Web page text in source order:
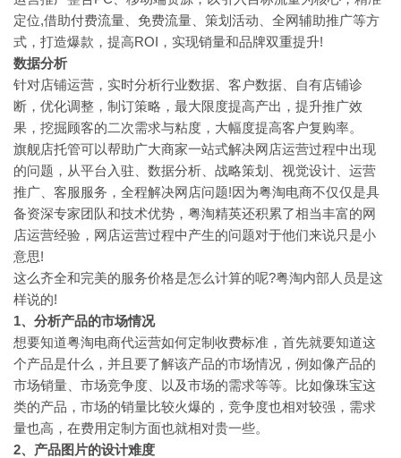
定位,借助付费流量、免费流量、策划活动、全网辅助推广等方
式，打造爆款，提高ROI，实现销量和品牌双重提升!
数据分析
针对店铺运营，实时分析行业数据、客户数据、自有店铺诊
断，优化调整，制订策略，最大限度提高产出，提升推广效
果，挖掘顾客的二次需求与粘度，大幅度提高客户复购率。
旗舰店托管可以帮助广大商家一站式解决网店运营过程中出现
的问题，从平台入驻、数据分析、战略策划、视觉设计、运营
推广、客服服务，全程解决网店问题!因为粤淘电商不仅仅是具
备资深专家团队和技术优势，粤淘精英还积累了相当丰富的网
店运营经验，网店运营过程中产生的问题对于他们来说只是小
意思!
这么齐全和完美的服务价格是怎么计算的呢?粤淘内部人员是这
样说的!
1、分析产品的市场情况
想要知道粤淘电商代运营如何定制收费标准，首先就要知道这
个产品是什么，并且要了解该产品的市场情况，例如像产品的
市场销量、市场竞争度、以及市场的需求等等。比如像珠宝这
类的产品，市场的销量比较火爆的，竞争度也相对较强，需求
量也高，在费用定制方面也就相对贵一些。
2、产品图片的设计难度